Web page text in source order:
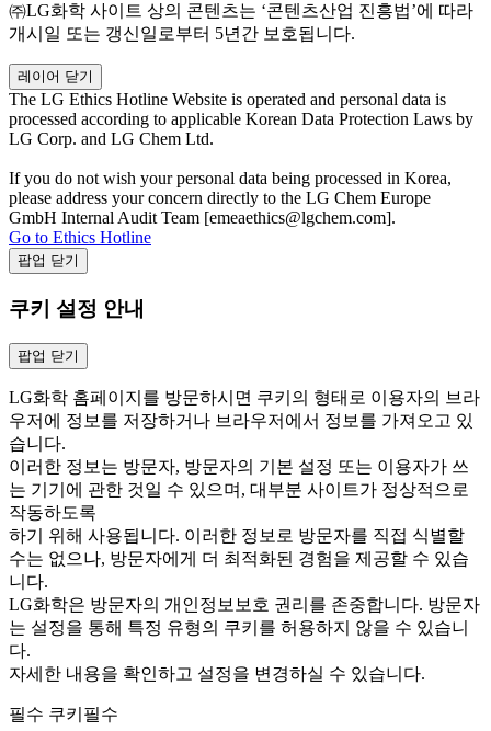
㈜LG화학 사이트 상의 콘텐츠는 ‘콘텐츠산업 진흥법’에 따라
개시일 또는 갱신일로부터 5년간 보호됩니다.
레이어 닫기
The LG Ethics Hotline Website is operated and personal data is
processed according to applicable Korean Data Protection Laws by
LG Corp. and LG Chem Ltd.
If you do not wish your personal data being processed in Korea,
please address your concern directly to the LG Chem Europe
GmbH Internal Audit Team [emeaethics@lgchem.com].
Go to Ethics Hotline
팝업 닫기
쿠키 설정 안내
팝업 닫기
LG화학 홈페이지를 방문하시면 쿠키의 형태로 이용자의 브라
우저에 정보를 저장하거나 브라우저에서 정보를 가져오고 있
습니다.
이러한 정보는 방문자, 방문자의 기본 설정 또는 이용자가 쓰
는 기기에 관한 것일 수 있으며, 대부분 사이트가 정상적으로
작동하도록
하기 위해 사용됩니다. 이러한 정보로 방문자를 직접 식별할
수는 없으나, 방문자에게 더 최적화된 경험을 제공할 수 있습
니다.
LG화학은 방문자의 개인정보보호 권리를 존중합니다. 방문자
는 설정을 통해 특정 유형의 쿠키를 허용하지 않을 수 있습니
다.
자세한 내용을 확인하고 설정을 변경하실 수 있습니다.
필수 쿠키 필수